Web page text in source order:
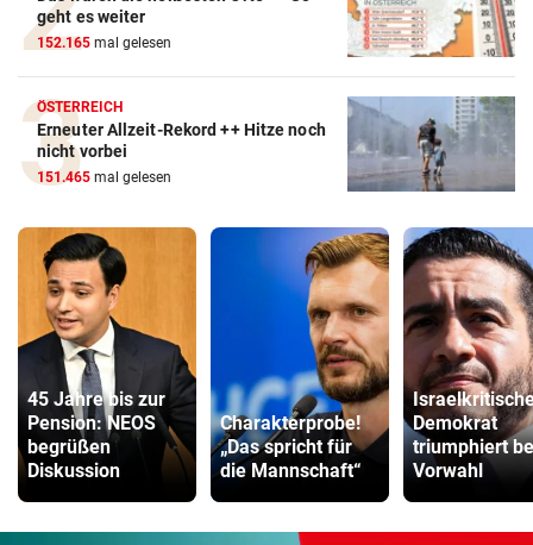
geht es weiter
152.165 mal gelesen
ÖSTERREICH
Erneuter Allzeit-Rekord ++ Hitze noch
nicht vorbei
151.465 mal gelesen
45 Jahre bis zur
Pension: NEOS
begrüßen
Diskussion
Charakterprobe!
„Das spricht für
die Mannschaft“
Demokrat
triumphiert
Vorwahl